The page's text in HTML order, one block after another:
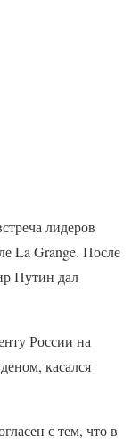
лидеров
La Grange. После
Путин дал
России на
касался
с тем, что в